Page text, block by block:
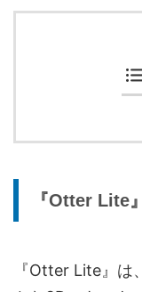
『Otter Lite
『Otter Lite』は